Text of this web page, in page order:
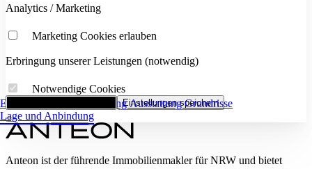
Eckdaten FlächenaufstellungAusstattungGrundrisse
Lage und Anbindung
Analytics / Marketing
Marketing Cookies erlauben
Erbringung unserer Leistungen (notwendig)
Notwendige Cookies
Einstellungen speichern
Anteon ist der führende Immobilienmakler für NRW und bietet